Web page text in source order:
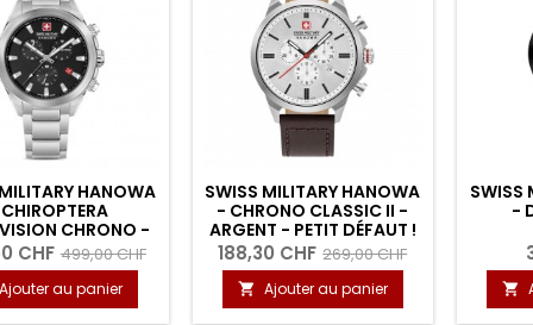
HANOWA
CHRONO -
NOIR
CHF 499,00 CHF
Ajouter au panier
SWISS MILITARY HANOWA
- CHRONO CLASSIC II -
ARGENT - PETIT DÉFAUT !
188,30 CHF 269,00 CHF
 Ajouter au panier
SWISS
-
